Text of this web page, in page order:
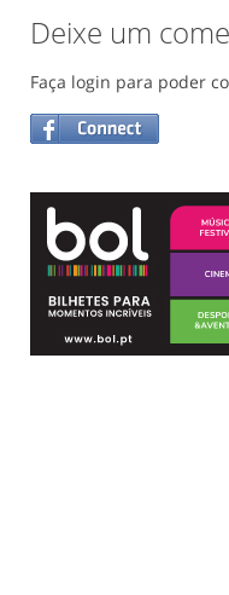
Deixe um
Faça login para poder